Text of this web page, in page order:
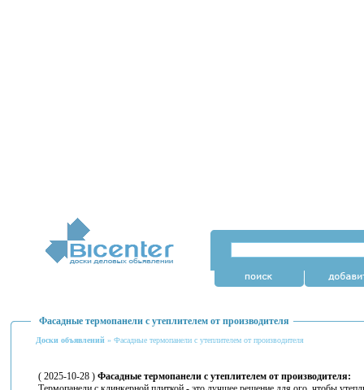
Фасадные термопанели с утеплителем от производителя
Доски объявлений » Фасадные термопанели с утеплителем от производителя
( 2025-10-28 ) Фасадные термопанели с утеплителем от производителя: